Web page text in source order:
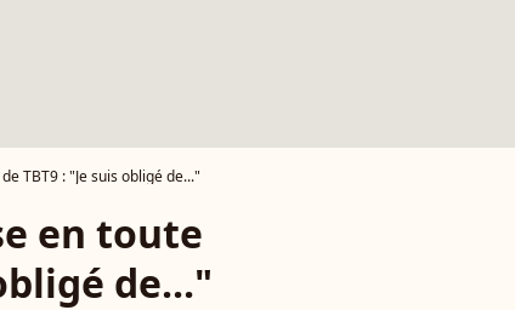
TBT9 : "Je suis obligé de..."
en toute
de..."